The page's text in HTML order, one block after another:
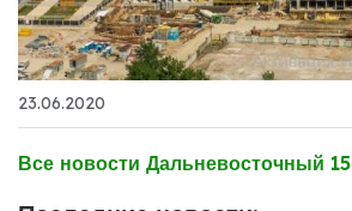
23.06.2020
Все новости Дальневосточный 15